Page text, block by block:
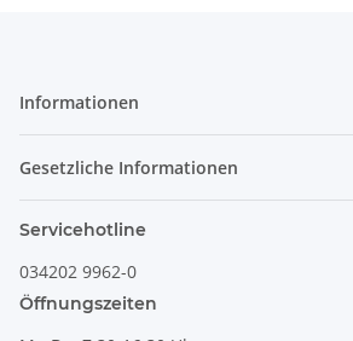
Informationen
Gesetzliche Informationen
Servicehotline
034202 9962-0
Öffnungszeiten